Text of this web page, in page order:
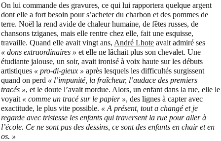
On lui commande des gravures, ce qui lui rapportera quelque argent
dont elle a fort besoin pour s’acheter du charbon et des pommes de
terre. Noël la rend avide de chaleur humaine, de fêtes russes, de
chansons tziganes, mais elle rentre chez elle, fait une esquisse,
travaille. Quand elle avait vingt ans, André Lhote avait admiré ses
« dons extraordinaires » et elle ne lâchait plus son chevalet. Une
étudiante jalouse, un soir, avait ironisé à voix haute sur les débuts
artistiques « pro-di-gieux » après lesquels les difficultés surgissent
quand on perd « l’impunité, la fraîcheur, l’audace des premiers
tracés », et le doute l’avait mordue. Alors, un enfant dans la rue, elle le
voyait « comme un tracé sur le papier », des lignes à capter avec
exactitude, le plus vite possible. « A présent, tout a changé et je
regarde avec tristesse les enfants qui traversent la rue pour aller à
l’école. Ce ne sont pas des dessins, ce sont des enfants en chair et en
os. »